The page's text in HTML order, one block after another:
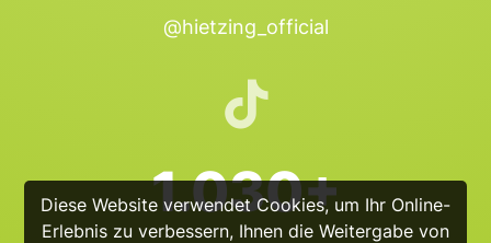
Diese Website verwendet Cookies, um Ihr Online-
Erlebnis zu verbessern, Ihnen die Weitergabe von
@hietzing_official
1.030+